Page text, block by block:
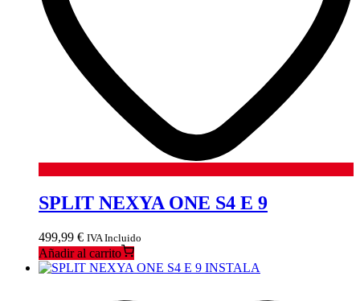
SPLIT NEXYA ONE S4 E 9
499,99 € IVA Incluido
Añadir al carrito